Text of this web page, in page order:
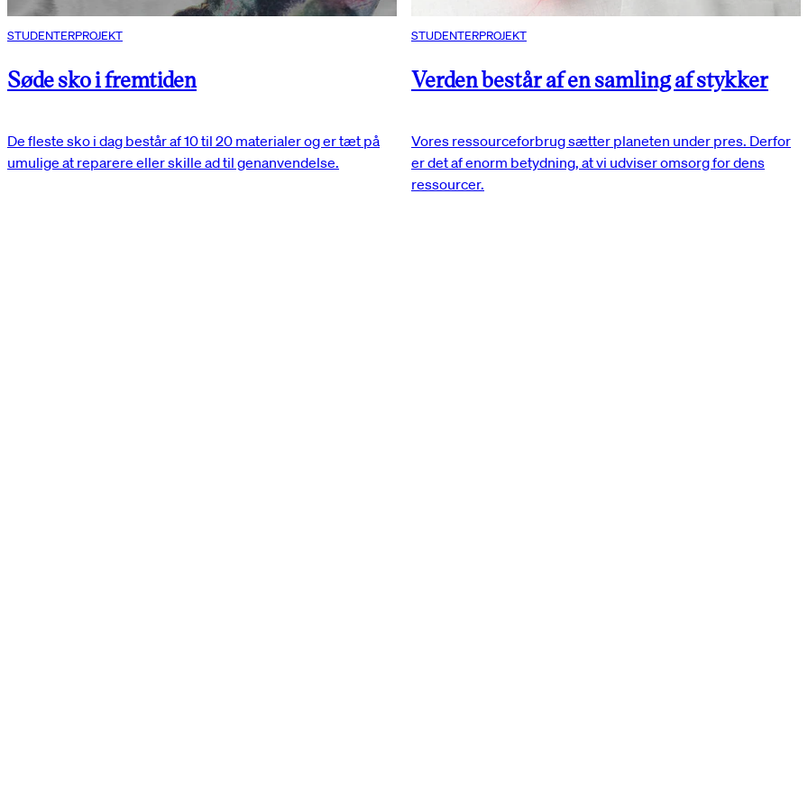
STUDENTERPROJEKT
Søde sko i fremtiden
De fleste sko i dag består af 10 til 20 materialer og er tæt på
umulige at reparere eller skille ad til genanvendelse.
STUDENTERPROJEKT
Verden består af en samling af stykker
Vores ressourceforbrug sætter planeten under pres. Derfor
er det af enorm betydning, at vi udviser omsorg for dens
ressourcer.